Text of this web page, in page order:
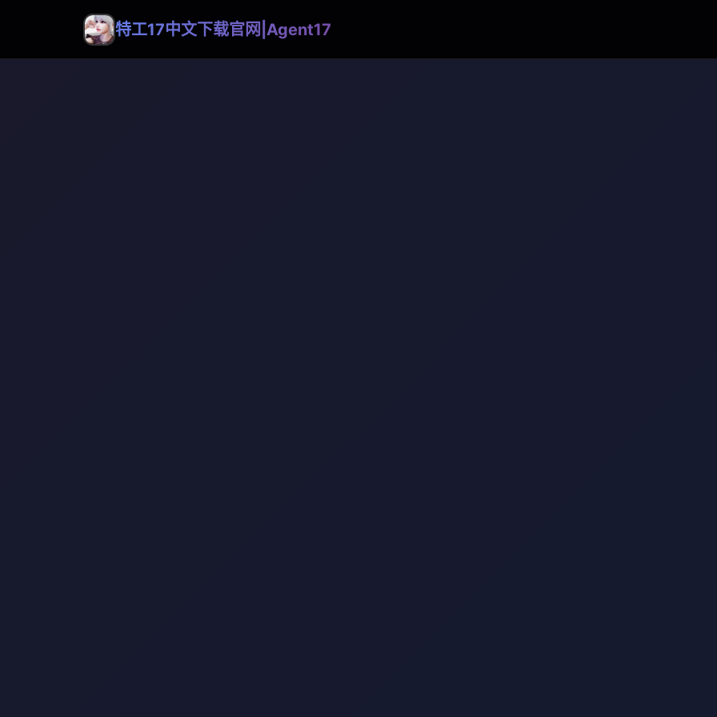
特工17中文下载官网|Agent17